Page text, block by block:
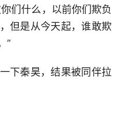
们什么，以前你们欺负
但是从今天起，谁敢欺
”
下秦昊，结果被同伴拉